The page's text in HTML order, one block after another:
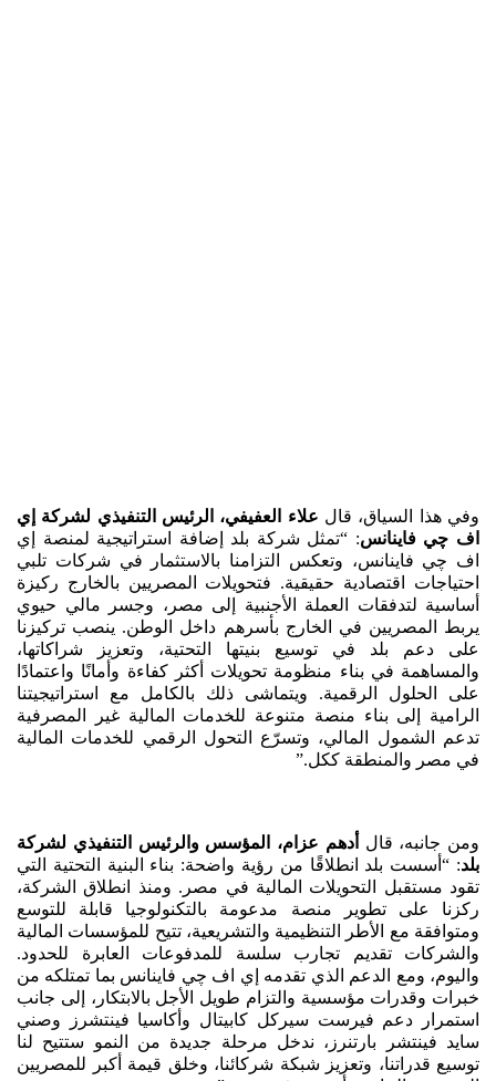
وفي هذا السياق، قال علاء العفيفي، الرئيس التنفيذي لشركة إي
اف چي فاينانس: “تمثل شركة بلد إضافة استراتيجية لمنصة إي
اف چي فاينانس، وتعكس التزامنا بالاستثمار في شركات تلبي
احتياجات اقتصادية حقيقية. فتحويلات المصريين بالخارج ركيزة
أساسية لتدفقات العملة الأجنبية إلى مصر، وجسر مالي حيوي
يربط المصريين في الخارج بأسرهم داخل الوطن. ينصب تركيزنا
على دعم بلد في توسيع بنيتها التحتية، وتعزيز شراكاتها،
والمساهمة في بناء منظومة تحويلات أكثر كفاءة وأمانًا واعتمادًا
على الحلول الرقمية. ويتماشى ذلك بالكامل مع استراتيجيتنا
الرامية إلى بناء منصة متنوعة للخدمات المالية غير المصرفية
تدعم الشمول المالي، وتسرّع التحول الرقمي للخدمات المالية
في مصر والمنطقة ككل.”
ومن جانبه، قال أدهم عزام، المؤسس والرئيس التنفيذي لشركة
بلد: “أسست بلد انطلاقًا من رؤية واضحة: بناء البنية التحتية التي
تقود مستقبل التحويلات المالية في مصر. ومنذ انطلاق الشركة،
ركزنا على تطوير منصة مدعومة بالتكنولوجيا قابلة للتوسع
ومتوافقة مع الأطر التنظيمية والتشريعية، تتيح للمؤسسات المالية
والشركات تقديم تجارب سلسة للمدفوعات العابرة للحدود.
واليوم، ومع الدعم الذي تقدمه إي اف چي فاينانس بما تمتلكه من
خبرات وقدرات مؤسسية والتزام طويل الأجل بالابتكار، إلى جانب
استمرار دعم فيرست سيركل كابيتال وأكاسيا فينتشرز وصني
سايد فينتشر بارتنرز، ندخل مرحلة جديدة من النمو ستتيح لنا
توسيع قدراتنا، وتعزيز شبكة شركائنا، وخلق قيمة أكبر للمصريين